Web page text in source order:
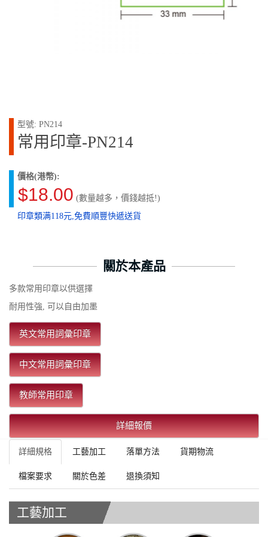
型號: PN214
常用印章-PN214
價格(港幣):
$18.00 (數量越多，價錢越抵!)
印章類满118元,免費順豐快遞送貨
關於本產品
多款常用印章以供選擇
耐用性強, 可以自由加墨
英文常用詞彙印章
中文常用詞彙印章
教師常用印章
詳細報價
詳細規格 工藝加工 落單方法 貨期物流
檔案要求 關於色差 退換須知
工藝加工